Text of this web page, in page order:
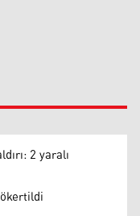
2 yaralı